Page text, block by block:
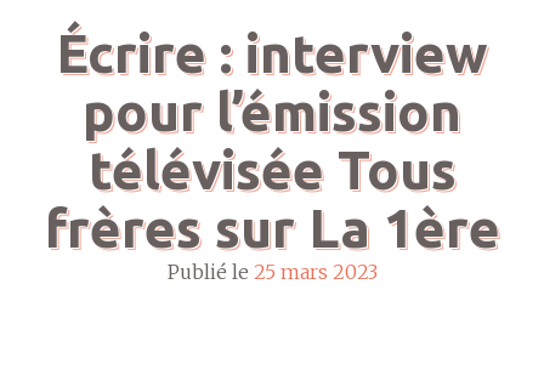
Écrire : interview
pour l’émission
télévisée Tous
frères sur La 1ère
Publié le 25 mars 2023